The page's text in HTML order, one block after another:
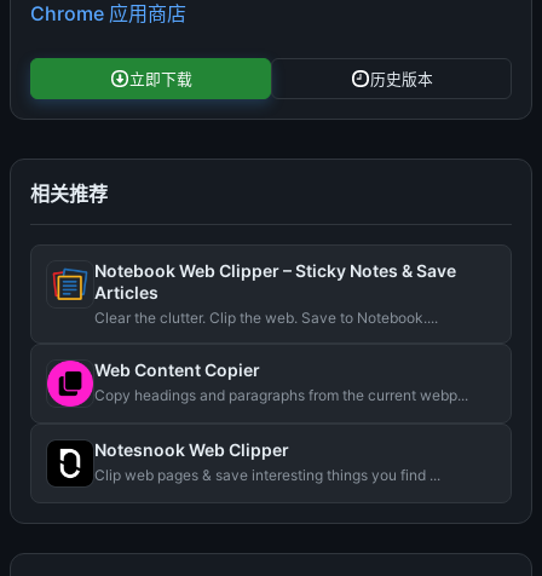
Chrome 应用商店
立即下载 历史版本
相关推荐
Notebook Web Clipper – Sticky Notes & Save
Articles
Clear the clutter. Clip the web. Save to Notebook....
Web Content Copier
Copy headings and paragraphs from the current webp...
Notesnook Web Clipper
Clip web pages & save interesting things you find ...